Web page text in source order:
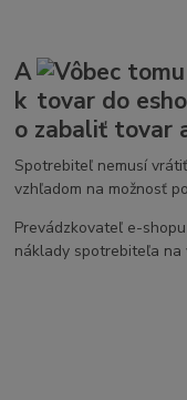
A
k
o zabaliť tovar
Spotrebiteľ nemusí
vzhľadom na možnosť
Prevádzkovateľ e-
náklady spotrebiteľa